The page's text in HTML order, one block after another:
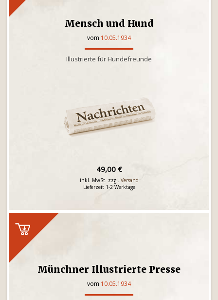
Mensch und Hund
vom 10.05.1934
Illustrierte für Hundefreunde
49,00 €
inkl. MwSt. zzgl. Versand
Lieferzeit 1-2 Werktage
Münchner Illustrierte Presse
vom 10.05.1934